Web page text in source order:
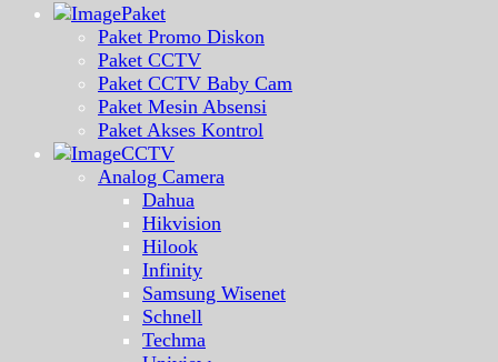
Paket
Paket Promo Diskon
Paket CCTV
Paket CCTV Baby Cam
Paket Mesin Absensi
Paket Akses Kontrol
CCTV
Analog Camera
Dahua
Hikvision
Hilook
Infinity
Samsung Wisenet
Schnell
Techma